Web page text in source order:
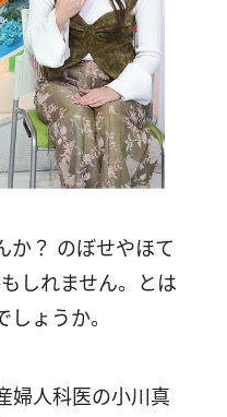
か？ のぼせやほて
しれません。とは
ょうか。
婦人科医の小川真